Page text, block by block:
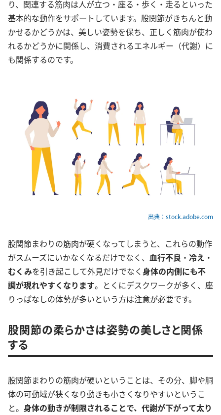
り、関連する筋肉は人が立つ・座る・歩く・走るといった
基本的な動作をサポートしています。股関節がきちんと動
かせるかどうかは、美しい姿勢を保ち、正しく筋肉が使わ
れるかどうかに関係し、消費されるエネルギー（代謝）に
も関係するのです。
出典：stock.adobe.com
股関節まわりの筋肉が硬くなってしまうと、これらの動作
がスムーズにいかなくなるだけでなく、 血行不良 ・ 冷え ・
むくみを引き起こして外見だけでなく 身体の内側にも不
調が現れやすくなります。とくにデスクワークが多く、座
りっぱなしの体勢が多いという方は注意が必要です。
股関節の柔らかさは姿勢の美しさと関係
する
股関節まわりの筋肉が硬いということは、その分、脚や胴
体の可動域が狭くなり動きも小さくなりやすいというこ
と。 身体の動きが制限されることで、代謝が下がって太り